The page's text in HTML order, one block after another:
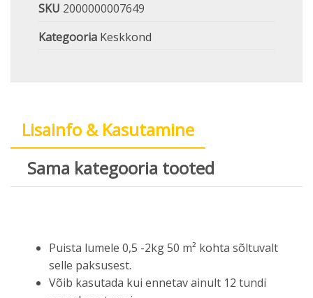
SKU 2000000007649
Kategooria Keskkond
Lisainfo & Kasutamine
Sama kategooria tooted
Puista lumele 0,5 -2kg 50 m² kohta sõltuvalt
selle paksusest.
Võib kasutada kui ennetav ainult 12 tundi